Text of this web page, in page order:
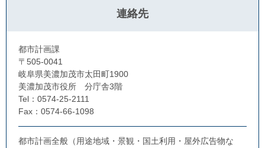
連絡先
都市計画課
〒505-0041
岐阜県美濃加茂市太田町1900
美濃加茂市役所 分庁舎3階
Tel：0574-25-2111
Fax：0574-66-1098
都市計画全般（用途地域・景観・国土利用・屋外広告物な